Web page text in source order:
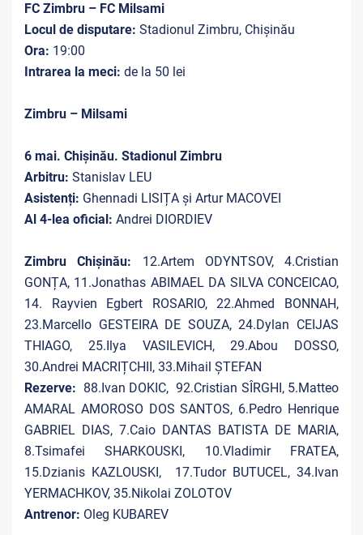
FC Zimbru – FC Milsami
Locul de disputare: Stadionul Zimbru, Chișinău
Ora: 19:00
Intrarea la meci: de la 50 lei
Zimbru – Milsami
6 mai. Chișinău. Stadionul Zimbru
Arbitru: Stanislav LEU
Asistenți: Ghennadi LISIȚA și Artur MACOVEI
Al 4-lea oficial: Andrei DIORDIEV
Zimbru Chișinău: 12.Artem ODYNTSOV, 4.Cristian
GONȚA, 11.Jonathas ABIMAEL DA SILVA CONCEICAO,
14.
Rayvien Egbert ROSARIO, 22.Ahmed BONNAH,
23.Marcello GESTEIRA DE SOUZA, 24.Dylan CEIJAS
THIAGO, 25.Ilya VASILEVICH, 29.Abou DOSSO,
30.Andrei MACRIȚCHII, 33.Mihail ȘTEFAN
Rezerve: 88.Ivan DOKIC, 92.Cristian SÎRGHI, 5.Matteo
AMARAL AMOROSO DOS SANTOS, 6.Pedro Henrique
GABRIEL DIAS, 7.Caio DANTAS BATISTA DE MARIA,
8.Tsimafei SHARKOUSKI, 10.Vladimir FRATEA,
15.Dzianis KAZLOUSKI, 17.Tudor BUTUCEL, 34.Ivan
YERMACHKOV, 35.Nikolai ZOLOTOV
Antrenor: Oleg KUBAREV